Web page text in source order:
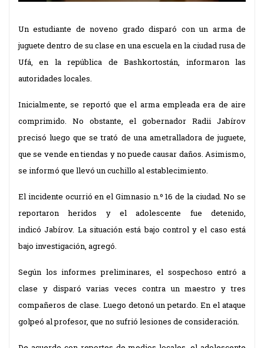
Un estudiante de noveno grado disparó con un arma de
juguete dentro de su clase en una escuela en la ciudad rusa de
Ufá, en la república de Bashkortostán, informaron las
autoridades locales.
Inicialmente, se reportó que el arma empleada era de aire
comprimido. No obstante, el gobernador Radii Jabírov
precisó luego que se trató de una ametralladora de juguete,
que se vende en tiendas y no puede causar daños. Asimismo,
se informó que llevó un cuchillo al establecimiento.
El incidente ocurrió en el Gimnasio n.º 16 de la ciudad. No se
reportaron heridos y el adolescente fue detenido,
indicó Jabírov. La situación está bajo control y el caso está
bajo investigación, agregó.
Según losinformes preliminares, el sospechoso entró a
clase y disparó varias veces contra un maestro y tres
compañeros de clase. Luego detonó un petardo. En el ataque
golpeó al profesor, que no sufrió lesiones de consideración.